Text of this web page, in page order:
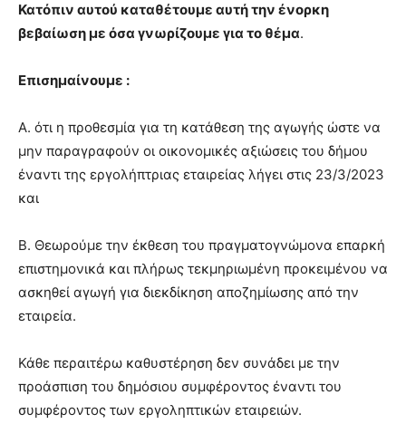
Κατόπιν αυτού καταθέτουμε αυτή την ένορκη
βεβαίωση με όσα γνωρίζουμε για το θέμα.
Επισημαίνουμε :
Α. ότι η προθεσμία για τη κατάθεση της αγωγής ώστε να
μην παραγραφούν οι οικονομικές αξιώσεις του δήμου
έναντι της εργολήπτριας εταιρείας λήγει στις 23/3/2023
και
Β. Θεωρούμε την έκθεση του πραγματογνώμονα επαρκή
επιστημονικά και πλήρως τεκμηριωμένη προκειμένου να
ασκηθεί αγωγή για διεκδίκηση αποζημίωσης από την
εταιρεία.
Κάθε περαιτέρω καθυστέρηση δεν συνάδει με την
προάσπιση του δημόσιου συμφέροντος έναντι του
συμφέροντος των εργοληπτικών εταιρειών.